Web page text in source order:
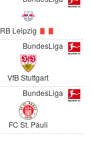
RB Leipzig
BundesLiga
VfB Stuttgart
BundesLiga
FC St. Pauli